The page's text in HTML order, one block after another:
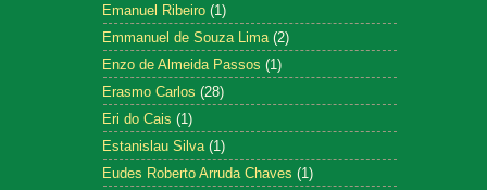
Emanuel Ribeiro (1)
Emmanuel de Souza Lima (2)
Enzo de Almeida Passos (1)
Erasmo Carlos (28)
Eri do Cais (1)
Estanislau Silva (1)
Eudes Roberto Arruda Chaves (1)